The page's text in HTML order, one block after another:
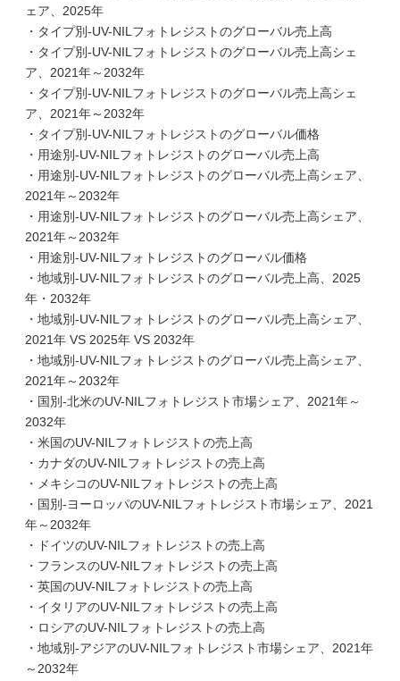
ェア、2025年
・タイプ別-UV-NILフォトレジストのグローバル売上高
・タイプ別-UV-NILフォトレジストのグローバル売上高シェ
ア、2021年～2032年
・タイプ別-UV-NILフォトレジストのグローバル売上高シェ
ア、2021年～2032年
・タイプ別-UV-NILフォトレジストのグローバル価格
・用途別-UV-NILフォトレジストのグローバル売上高
・用途別-UV-NILフォトレジストのグローバル売上高シェア、
2021年～2032年
・用途別-UV-NILフォトレジストのグローバル売上高シェア、
2021年～2032年
・用途別-UV-NILフォトレジストのグローバル価格
・地域別-UV-NILフォトレジストのグローバル売上高、2025
年・2032年
・地域別-UV-NILフォトレジストのグローバル売上高シェア、
2021年 VS 2025年 VS 2032年
・地域別-UV-NILフォトレジストのグローバル売上高シェア、
2021年～2032年
・国別-北米のUV-NILフォトレジスト市場シェア、2021年～
2032年
・米国のUV-NILフォトレジストの売上高
・カナダのUV-NILフォトレジストの売上高
・メキシコのUV-NILフォトレジストの売上高
・国別-ヨーロッパのUV-NILフォトレジスト市場シェア、2021
年～2032年
・ドイツのUV-NILフォトレジストの売上高
・フランスのUV-NILフォトレジストの売上高
・英国のUV-NILフォトレジストの売上高
・イタリアのUV-NILフォトレジストの売上高
・ロシアのUV-NILフォトレジストの売上高
・地域別-アジアのUV-NILフォトレジスト市場シェア、2021年
～2032年